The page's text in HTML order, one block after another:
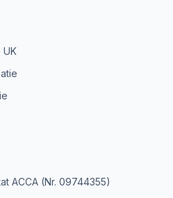
UK
ACCA (Nr. 09744355)